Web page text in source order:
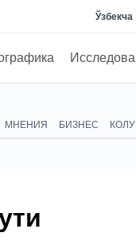
Ўзбекча
МНЕНИЯ БИЗНЕС